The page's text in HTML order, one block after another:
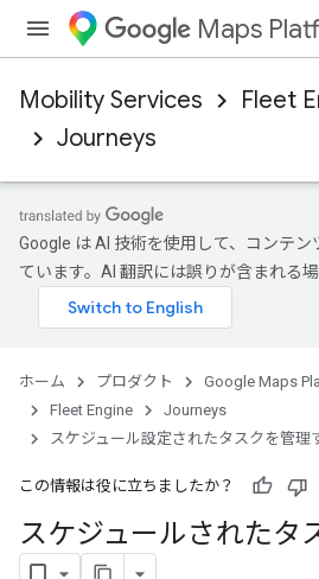
Maps
Mobility Services
Fleet
Journeys
Google は AI 技術を使用して、コンテ
ています。AI 翻訳には誤りが含まれる場
ホーム プロダクト Google Maps
Fleet Engine
Journeys
スケジュール設定されたタスクを管理
この情報は役に立ちましたか？
スケジュールされたタ